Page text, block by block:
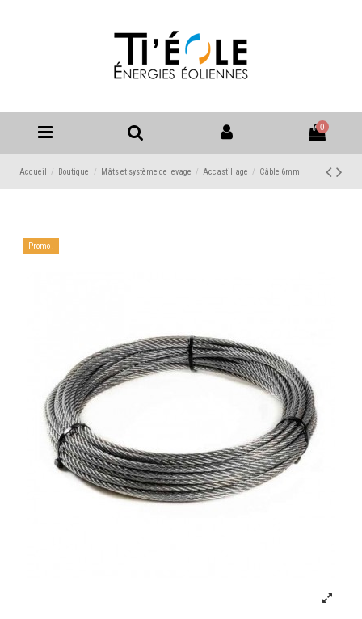
0
Accueil Boutique Mâts et système de levage Accastillage Câble 6mm
Promo !